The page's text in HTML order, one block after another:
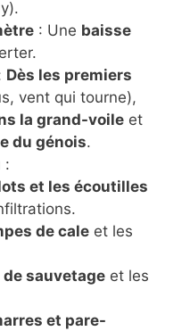
: Une baisse
Dès les premiers
vent qui tourne),
la grand-voile et
du génois.
:
et les écoutilles
de caleet les
sauvetageet les
et pare-